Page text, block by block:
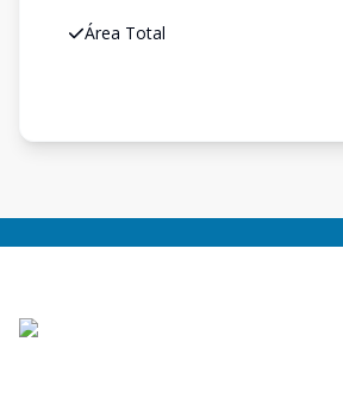
Área Total